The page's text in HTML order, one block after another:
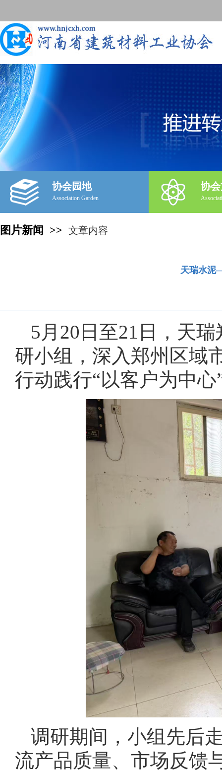
协会园地
Association Garden
协
图片新闻 >> 文章内容
天瑞水泥
5月20日至21日，天
研小组，深入郑州区域
行动践行“以客户为中
调研期间，小组先后
流产品质量、市场反馈